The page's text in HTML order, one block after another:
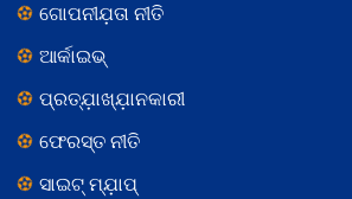
ଗୋପନୀଯ଼ତା ନୀତି
ଆର୍କାଇଭ୍
ପ୍ରତ୍ଯ଼ାଖ୍ଯ଼ାନକାରୀ
ଫେରସ୍ତ ନୀତି
ସାଇଟ୍ ମ୍ଯ଼ାପ୍